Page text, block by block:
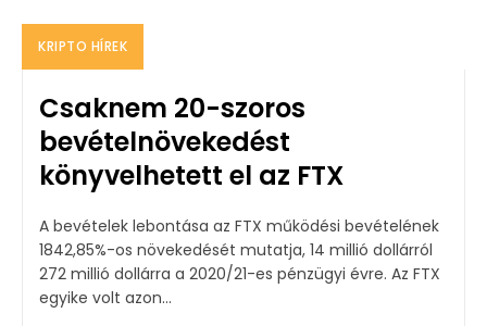
KRIPTO HÍREK
Csaknem 20-szoros
bevételnövekedést
könyvelhetett el az FTX
A bevételek lebontása az FTX működési bevételének
1842,85%-os növekedését mutatja, 14 millió dollárról
272 millió dollárra a 2020/21-es pénzügyi évre. Az FTX
egyike volt azon...